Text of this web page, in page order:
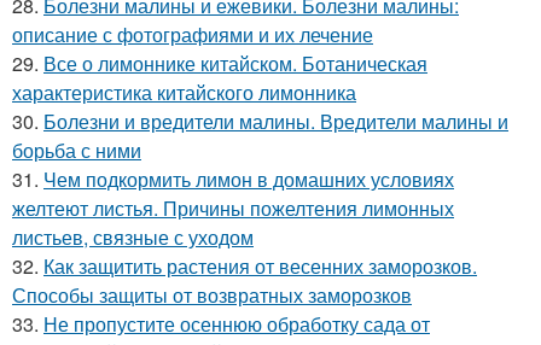
описание с фотографиями и их лечение
29. Все о лимоннике китайском. Ботаническая
характеристика китайского лимонника
30. Болезни и вредители малины. Вредители малины и
борьба с ними
31. Чем подкормить лимон в домашних условиях
желтеют листья. Причины пожелтения лимонных
листьев, связные с уходом
32. Как защитить растения от весенних заморозков.
Способы защиты от возвратных заморозков
33. Не пропустите осеннюю обработку сада от